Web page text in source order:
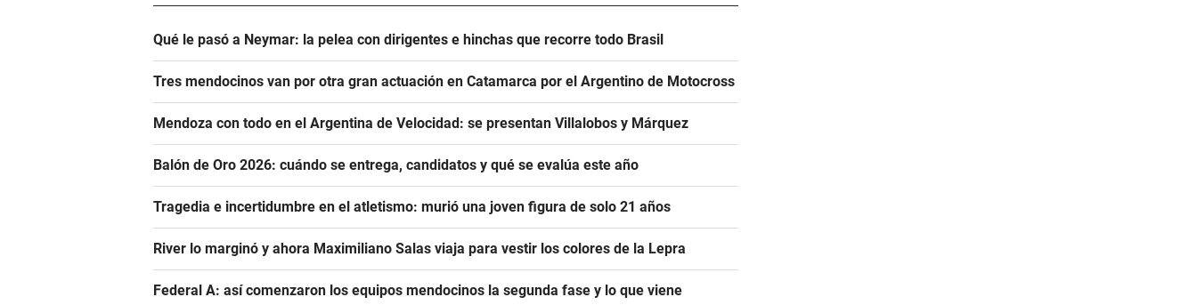
Qué le pasó a Neymar: la pelea con dirigentes e hinchas que recorre todo Brasil
Tres mendocinos van por otra gran actuación en Catamarca por el Argentino de Motocross
Mendoza con todo en el Argentina de Velocidad: se presentan Villalobos y Márquez
Balón de Oro 2026: cuándo se entrega, candidatos y qué se evalúa este año
Tragedia e incertidumbre en el atletismo: murió una joven figura de solo 21 años
River lo marginó y ahora Maximiliano Salas viaja para vestir los colores de la Lepra
Federal A: así comenzaron los equipos mendocinos la segunda fase y lo que viene